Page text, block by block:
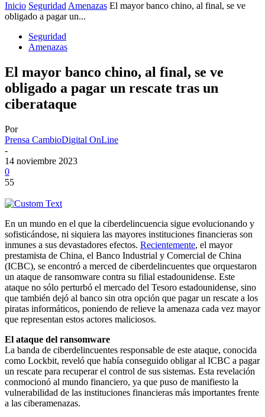
Inicio Seguridad Amenazas El mayor banco chino, al final, se ve
obligado a pagar un...
Seguridad
Amenazas
El mayor banco chino, al final, se ve
obligado a pagar un rescate tras un
ciberataque
Por
Prensa CambioDigital OnLine
-
14 noviembre 2023
0
55
En un mundo en el que la ciberdelincuencia sigue evolucionando y
sofisticándose, ni siquiera las mayores instituciones financieras son
inmunes a sus devastadores efectos. Recientemente, el mayor
prestamista de China, el Banco Industrial y Comercial de China
(ICBC), se encontró a merced de ciberdelincuentes que orquestaron
un ataque de ransomware contra su filial estadounidense. Este
ataque no sólo perturbó el mercado del Tesoro estadounidense, sino
que también dejó al banco sin otra opción que pagar un rescate a los
piratas informáticos, poniendo de relieve la amenaza cada vez mayor
que representan estos actores maliciosos.
El ataque del ransomware
La banda de ciberdelincuentes responsable de este ataque, conocida
como Lockbit, reveló que había conseguido obligar al ICBC a pagar
un rescate para recuperar el control de sus sistemas. Esta revelación
conmocionó al mundo financiero, ya que puso de manifiesto la
vulnerabilidad de las instituciones financieras más importantes frente
a las ciberamenazas.